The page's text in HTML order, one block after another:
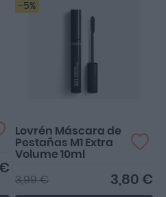
-5%
Se extiende
grumos, dando volumen
Lovrén Máscara de
Pestañas M1 Extra
Volume 10ml
3,80 €
3,99 €